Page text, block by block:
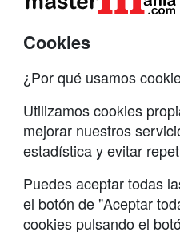
Acceso Usuarios
Acceso Centros
Contactar
Confidencialidad
Aviso legal
Copyleft
Cookies
¿Por qué usamos
Utilizamos cookies
mejorar nuestros
estadística y evitar
Puedes aceptar todas
el botón de "Aceptar
cookies pulsando el